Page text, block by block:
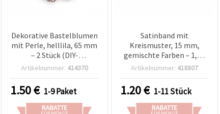
Dekorative Bastelblumen
mit Perle, helllila, 65 mm
– 2 Stück (DIY-
Blumenverzierungen)
Artikelnummer: 414370
1.50€ 1-9 Paket
RABATTE
Satinband mit
Kreismuster, 15 mm,
gemischte Farben – 1,80
m
Artikelnummer: 418807
1.20€ 1-11 Stück
RABATTE